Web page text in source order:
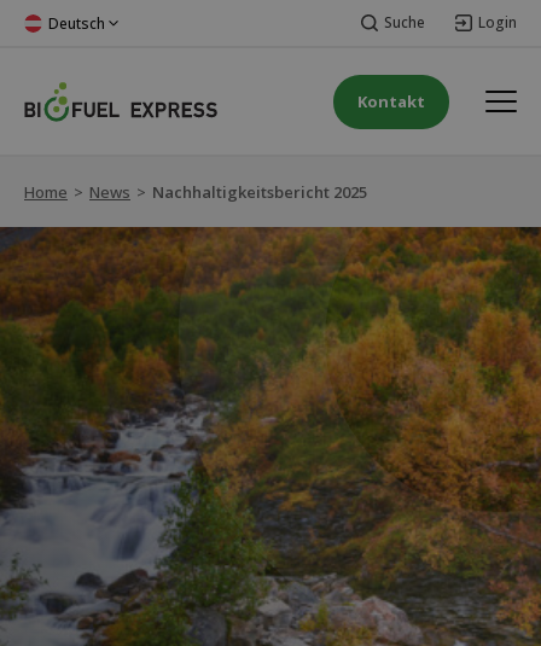
Deutsch Suche Login
Kontakt
Home > News > Nachhaltigkeitsbericht 2025